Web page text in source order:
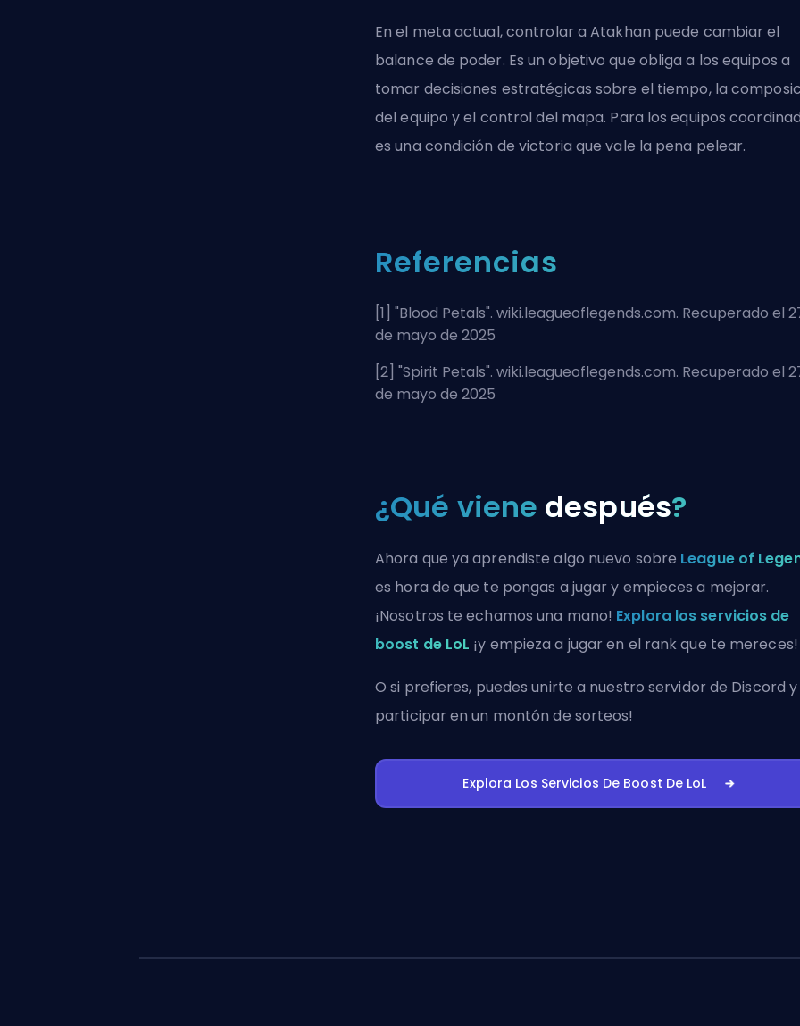
En el meta actual, controlar a Atakhan puede cambiar el
balance de poder. Es un objetivo que obliga a los equipos a
tomar decisiones estratégicas sobre el tiempo, la
del equipo y el control del mapa. Para los equipos
es una condición de victoria que vale la pena pelear.
Referencias
[1] "Blood Petals". wiki.leagueoflegends.com. Recuperado el
de mayo de 2025
[2] "Spirit Petals". wiki.leagueoflegends.com. Recuperado el
de mayo de 2025
¿Qué viene después?
Ahora que ya aprendiste algo nuevo sobre League of
es hora de que te pongas a jugar y empieces a mejorar.
¡Nosotros te echamos una mano! Explora los servicios de
boost de LoL ¡y empieza a jugar en el rank que te mereces!
O si prefieres, puedesunirte a nuestro servidor de Discord y
participar en un montón de sorteos!
Explora Los Servicios De Boost De LoL